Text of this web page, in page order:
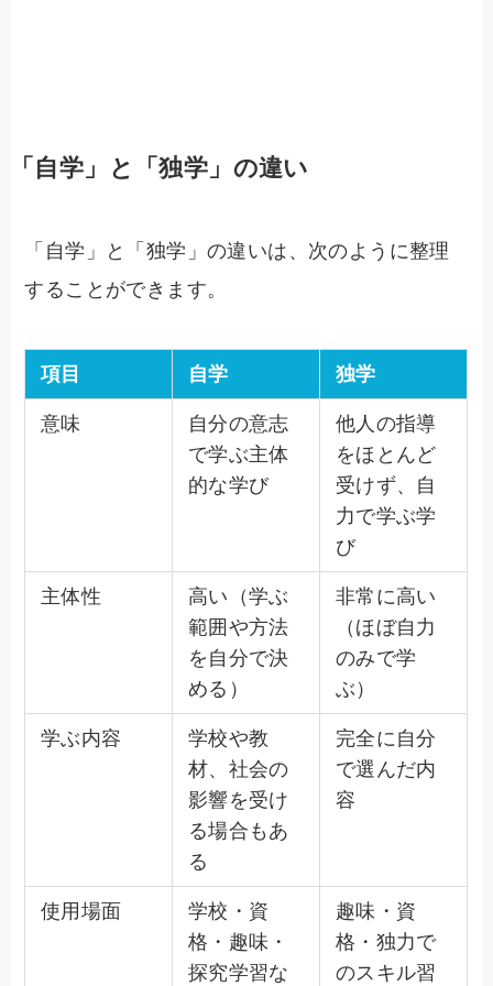
「自学」と「独学」の違い
「自学」と「独学」の違いは、次のように整理
することができます。
項目 自学 独学
意味
自分の意志
で学ぶ主体
的な学び
他人の指導
をほとんど
受けず、自
力で学ぶ学
び
主体性
高い（学ぶ
範囲や方法
を自分で決
める）
非常に高い
（ほぼ自力
のみで学
ぶ）
学ぶ内容
学校や教
材、社会の
影響を受け
る場合もあ
る
完全に自分
で選んだ内
容
使用場面
学校・資
格・趣味・
探究学習な
趣味・資
格・独力で
のスキル習